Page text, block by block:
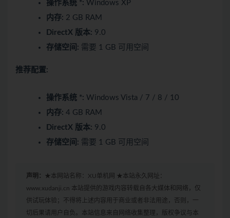
操作系统 *: Windows XP
内存: 2 GB RAM
DirectX 版本: 9.0
存储空间: 需要 1 GB 可用空间
推荐配置:
操作系统 *: Windows Vista / 7 / 8 / 10
内存: 4 GB RAM
DirectX 版本: 9.0
存储空间: 需要 1 GB 可用空间
声明： ★本网站名称：XU单机网 ★本站永久网址：
www.xudanji.cn 本站提供的游戏内容转载自各大媒体和网络，仅
供试玩体验；不得将上述内容用于商业或者非法用途，否则，一
切后果请用户自负。本站信息来自网络收集整理，版权争议与本